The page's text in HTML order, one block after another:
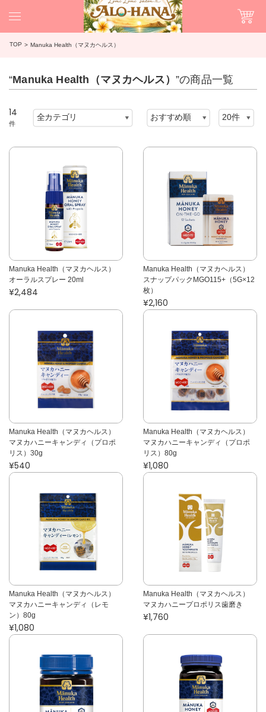
TOP Manuka Health（マヌカヘルス）
“Manuka Health（マヌカヘルス） ”の商品一覧
14
件
Manuka Health（マヌカヘルス）
オーラルスプレー 20ml
¥2,484
Manuka Health（マヌカヘルス）
スナップパックMGO115+（5G×12
枚）
¥2,160
Manuka Health（マヌカヘルス）
マヌカハニーキャンディ（プロポ
リス）30g
¥540
Manuka Health（マヌカヘルス）
マヌカハニーキャンディ（プロポ
リス）80g
¥1,080
Manuka Health（マヌカヘルス）
マヌカハニーキャンディ（レモ
ン）80g
¥1,080
Manuka Health（マヌカヘルス）
マヌカハニープロポリス歯磨き
¥1,760